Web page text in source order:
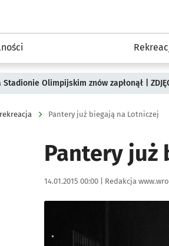
Stadionie Olimpijskim znów zapłonął |
Pantery już biegają na Lotniczej
Pantery już
Data publikacji:
14.01.2015 00:00 | Autor:
Redakcja